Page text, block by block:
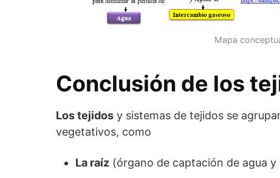
Mapa
Conclusión de los
Los tejidos y sistemas de tejidos se
vegetativos, como
La raíz (órgano de captación de agua y